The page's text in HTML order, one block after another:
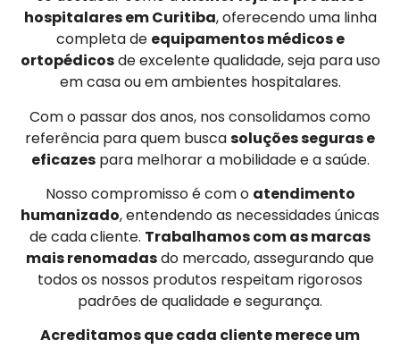
hospitalares em Curitiba, oferecendo uma linha
completa de equipamentos médicos e
ortopédicosde excelente qualidade, seja para uso
em casa ou em ambientes hospitalares.
Com o passar dos anos, nos consolidamos como
referência para quem buscasoluções seguras e
eficazespara melhorar a mobilidade e a saúde.
Nosso compromisso é com o atendimento
humanizado, entendendo as necessidades únicas
de cada cliente. Trabalhamos com as marcas
mais renomadasdo mercado, assegurando que
todos os nossos produtos respeitam rigorosos
padrões de qualidade e segurança.
Acreditamos que cada cliente merece um